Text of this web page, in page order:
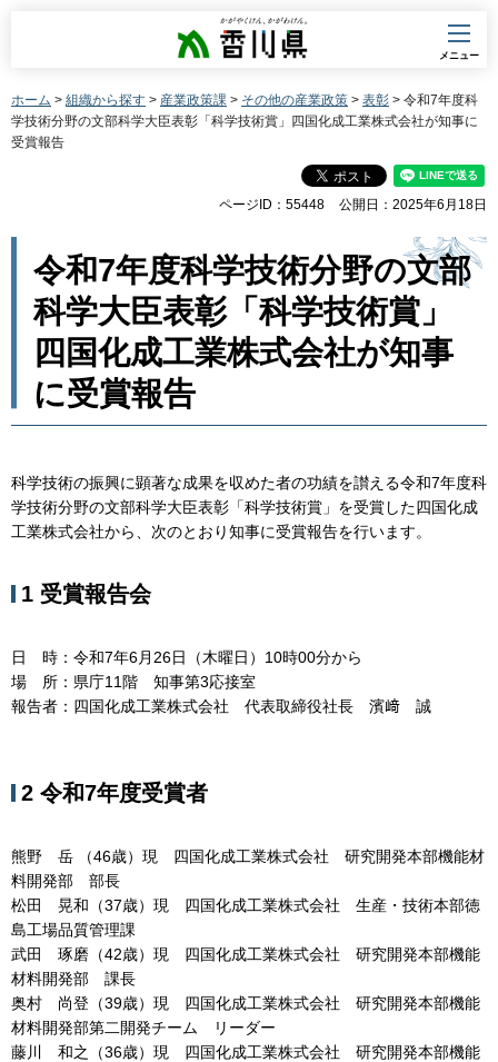
香川県
メニュー
ホーム > 組織から探す > 産業政策課 > その他の産業政策 > 表彰 > 令和7年度科
学技術分野の文部科学大臣表彰「科学技術賞」四国化成工業株式会社が知事に
受賞報告
ページID：55448 公開日：2025年6月18日
令和7年度科学技術分野の文部
科学大臣表彰「科学技術賞」
四国化成工業株式会社が知事
に受賞報告
科学技術の振興に顕著な成果を収めた者の功績を讃える令和7年度科
学技術分野の文部科学大臣表彰「科学技術賞」を受賞した四国化成
工業株式会社から、次のとおり知事に受賞報告を行います。
1 受賞報告会
日 時：令和7年6月26日（木曜日）10時00分から
場 所：県庁11階 知事第3応接室
報告者：四国化成工業株式会社 代表取締役社長 濱﨑 誠
2 令和7年度受賞者
熊野 岳 （46歳）現 四国化成工業株式会社 研究開発本部機能材
料開発部 部長
松田 晃和（37歳）現 四国化成工業株式会社 生産・技術本部徳
島工場品質管理課
武田 琢磨（42歳）現 四国化成工業株式会社 研究開発本部機能
材料開発部 課長
奥村 尚登（39歳）現 四国化成工業株式会社 研究開発本部機能
材料開発部第二開発チーム リーダー
藤川 和之（36歳）現 四国化成工業株式会社 研究開発本部機能